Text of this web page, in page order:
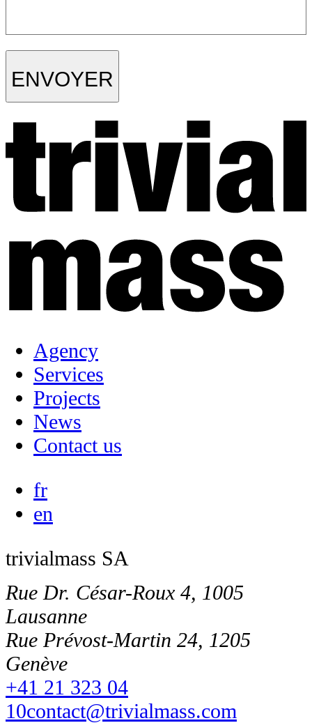
ENVOYER
Agency
Services
Projects
News
Contact us
fr
en
trivialmass SA
Rue Dr. César-Roux 4, 1005
Lausanne
Rue Prévost-Martin 24, 1205
Genève
+41 21 323 04
10contact@trivialmass.com